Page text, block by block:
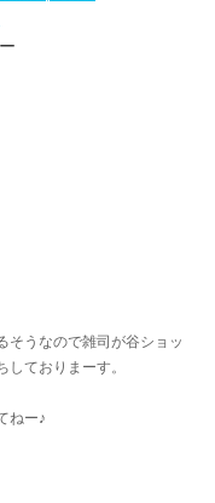
そうなので雑司が谷ショッ
しておりまーす。
ねー♪